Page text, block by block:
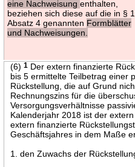
eine Nachweisungenthalten,
beziehen sich diese auf die in §
Absatz 4 genannten Formblätter
und Nachweisungen.
(6)1 Der extern finanzierte
bis 5 ermittelte Teilbetrag einer
Rückstellung, die auf Grund
Rechnungszins für die
Versorgungsverhältnisse
Kalenderjahr 2018 ist der
extern finanzierte
Geschäftsjahres in dem Maße
1. den Zuwachs der